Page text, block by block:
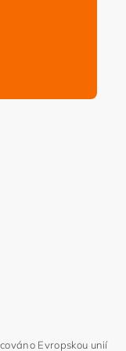
Evropskou unií